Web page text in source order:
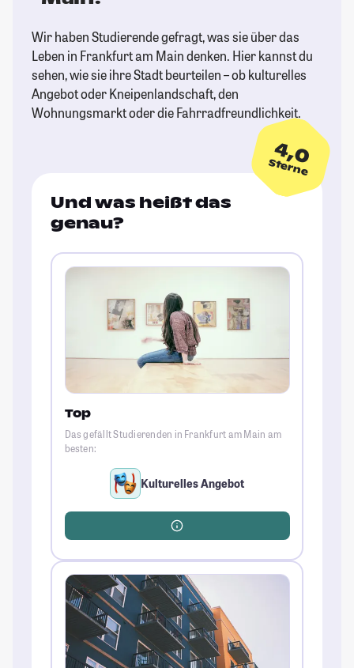
Wir haben Studierende gefragt, was sie über das
Leben in Frankfurt am Main denken. Hier kannst du
sehen, wie sie ihre Stadt beurteilen – ob kulturelles
Angebot oder Kneipenlandschaft, den
Wohnungsmarkt oder die Fahrradfreundlichkeit.
4,0
Sterne
Und was heißt das
genau?
Top
Das gefällt Studierenden in Frankfurt am Main am
besten:
Kulturelles Angebot